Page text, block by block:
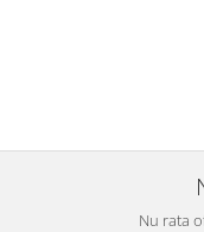
Nu rata